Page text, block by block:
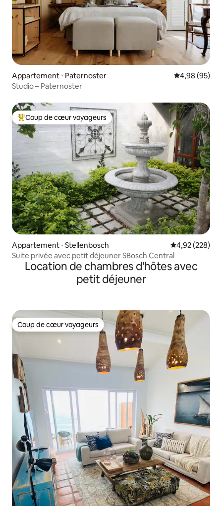
Appartement ⋅ Paternoster Évaluation
4,98 (95)
Studio – Paternoster
Coups de cœur voyageurs les plus appréciés
Coup de cœur voyageurs
Appartement ⋅ Stellenbosch Évaluation
4,92 (228)
Suite privée avec petit déjeuner SBosch Central
Location de chambres d'hôtes avec
petit déjeuner
Coup de cœur voyageurs
Coup de cœur voyageurs